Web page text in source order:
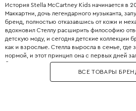
История Stella McCartney Kids начинается в
Маккартни, дочь легендарного музыканта,
бренд, полностью отказавшись от кожи и
вдохновил Стеллу расширить философию
детскую моду, и сегодня детские коллекции
как и взрослые. Стелла выросла в семье, где
нормой, и этот принцип она с первых дней
бренда. Бренд использует только
материалы: органический хлопок,
из вторичного сырья и запатентованные
ВСЕ ТОВАРЫ